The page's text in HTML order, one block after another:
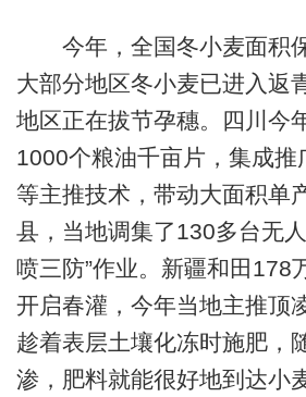
今年，全国冬小麦面积
大部分地区冬小麦已进入返
地区正在拔节孕穗。四川今
1000个粮油千亩片，集成推
等主推技术，带动大面积单
县，当地调集了130多台无
喷三防”作业。新疆和田178
开启春灌，今年当地主推顶
趁着表层土壤化冻时施肥，
渗，肥料就能很好地到达小